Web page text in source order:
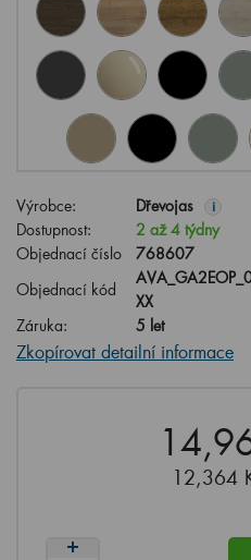
Výrobce: Dřevojas i
Dostupnost:
2 až 4 týdny
Objednací číslo
768607
Objednací kód
XX
Záruka:
5 let
Zkopírovat detailní informace
12,364